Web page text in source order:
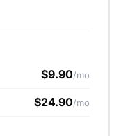
$9.90/mo
$24.90/mo